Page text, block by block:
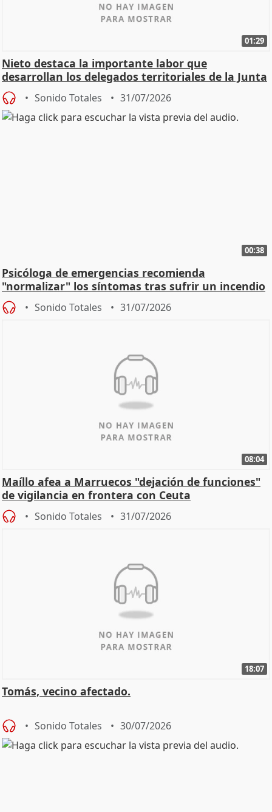
01:29
Nieto destaca la importante labor que
desarrollan los delegados territoriales de la Junta
Sonido Totales 31/07/2026
00:38
Psicóloga de emergencias recomienda
"normalizar" los síntomas tras sufrir un incendio
Sonido Totales 31/07/2026
08:04
Maíllo afea a Marruecos "dejación de funciones"
de vigilancia en frontera con Ceuta
Sonido Totales 31/07/2026
18:07
Tomás, vecino afectado.
Sonido Totales 30/07/2026